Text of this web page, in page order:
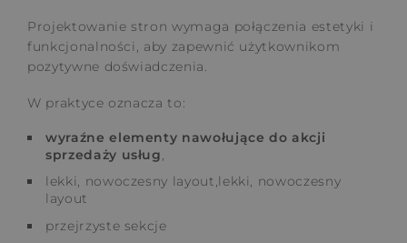
Projektowanie stron wymaga połączenia estetyki i
funkcjonalności, aby zapewnić użytkownikom
pozytywne doświadczenia.
W praktyce oznacza to:
wyraźne elementy nawołujące do akcji
sprzedaży usług,
lekki, nowoczesny layout,lekki, nowoczesny
layout
przejrzyste sekcje